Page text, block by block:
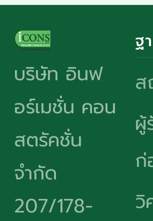
บริษัท อินฟ
อร์เมชั่น คอน
สตรัคชั่น
จำกัด
207/178-
ฐ
ส
ผู้
ก่
วิ